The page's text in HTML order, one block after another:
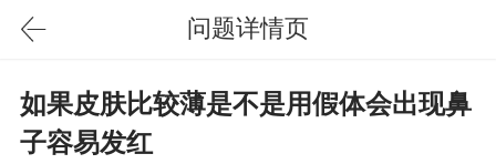
问题详情页
如果皮肤比较薄是不是用假体会出现鼻
子容易发红